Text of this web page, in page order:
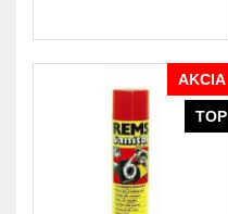
AKCIA
TOP